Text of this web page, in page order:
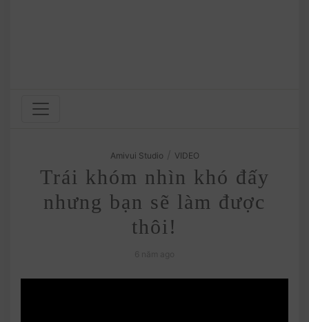
Amivui Studio VIDEO
Trái khóm nhìn khó đấy
nhưng bạn sẽ làm được
thôi!